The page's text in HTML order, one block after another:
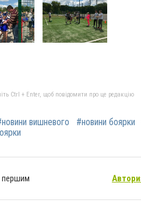
Ctrl + Enter, щоб повідомити про це редакцію
вишневого #новини боярки
першим